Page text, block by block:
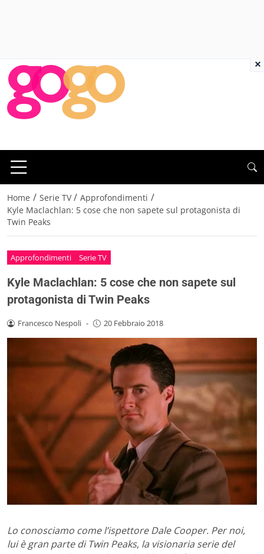
Home / Serie TV / Approfondimenti /
Kyle Maclachlan: 5 cose che non sapete sul protagonista di
Twin Peaks
Approfondimenti Serie TV
Kyle Maclachlan: 5 cose che non sapete sul
protagonista di Twin Peaks
Francesco Nespoli - 20 Febbraio 2018
Lo conosciamo come l’ispettore Dale Cooper. Per noi,
lui è gran parte di Twin Peaks, la visionaria serie del
×